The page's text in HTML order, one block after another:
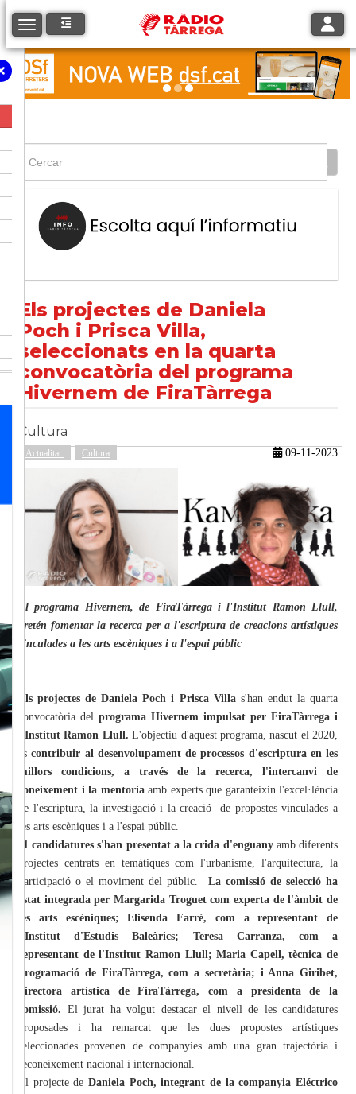
Toggle navigation
Els projectes de Daniela
Poch i Prisca Villa,
seleccionats en la quarta
convocatòria del programa
Hivernem de FiraTàrrega
Cultura
Actualitat Cultura 09-11-2023
El programa Hivernem, de FiraTàrrega i l'Institut Ramon Llull,
pretén fomentar la recerca per a l'escriptura de creacions artístiques
vinculades a les arts escèniques i a l'espai públic
Els projectes de Daniela Poch i Prisca Villas'han endut la quarta
convocatòria del programa Hivernem impulsat per FiraTàrrega i
l'Institut Ramon Llull. L'objectiu d'aquest programa, nascut el 2020,
éscontribuir al desenvolupament de processos d'escriptura en les
millors condicions, a través de la recerca, l'intercanvi de
coneixement i la mentoriaamb experts que garanteixin l'excel·lència
de l'escriptura, la investigació i la creació de propostes vinculades a
les arts escèniques i a l'espai públic.
11 candidatures s'han presentat a la crida d'enguanyamb diferents
projectes centrats en temàtiques com l'urbanisme, l'arquitectura, la
participació o el moviment del públic.
La comissió de selecció ha
estat integrada per Margarida Troguet com experta de l'àmbit de
les arts escèniques; Elisenda Farré, com a representant de
l'Institut d'Estudis Baleàrics; Teresa Carranza, com a
representant de l'Institut Ramon Llull; Maria Capell, tècnica de
programació de FiraTàrrega, com a secretària; i Anna Giribet,
directora artística de FiraTàrrega, com a presidenta de la
comissió. El jurat ha volgut destacar el nivell de les candidatures
proposades i ha remarcat que les dues propostes artístiques
seleccionades provenen de companyies amb una gran trajectòria i
reconeixement nacional i internacional.
El projecte de Daniela Poch, integrant de la companyia Eléctrico